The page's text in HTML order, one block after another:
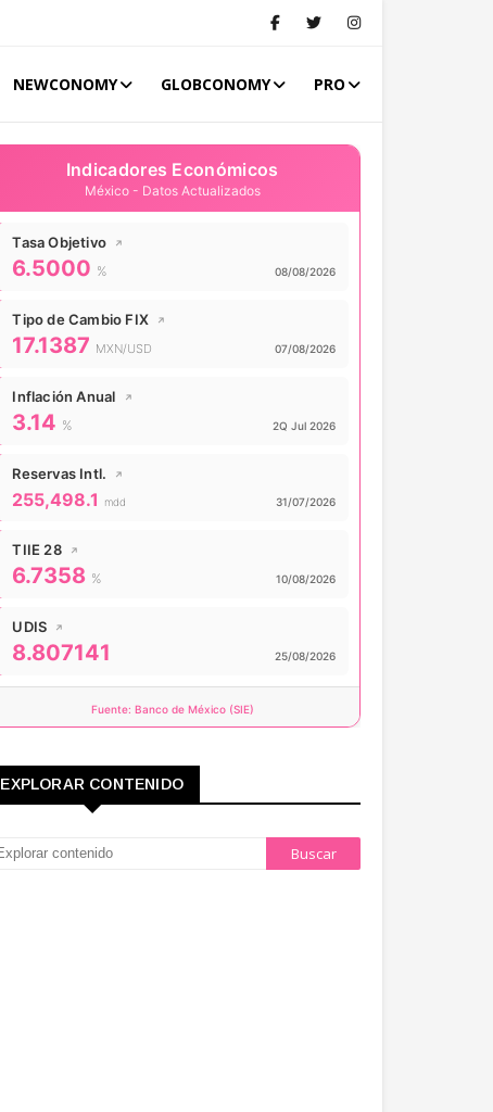
NEWCONOMY GLOBCONOMY PRO
Indicadores Económicos
México - Datos Actualizados
Tasa Objetivo ↗
Valor actual:
6.5000 % Actualizado:
08/08/2026
Tipo de Cambio FIX ↗
Valor actual:
17.1387 MXN/USD Actualizado:
07/08/2026
Inflación Anual ↗
Valor actual:
3.14 % Actualizado:
2Q Jul 2026
Reservas Intl. ↗
Valor actual:
255,498.1 mdd Actualizado:
31/07/2026
TIIE 28 ↗
Valor actual:
6.7358 % Actualizado:
10/08/2026
UDIS ↗
Valor actual:
8.807141 Actualizado:
25/08/2026
Fuente: Banco de México (SIE)
EXPLORAR CONTENIDO